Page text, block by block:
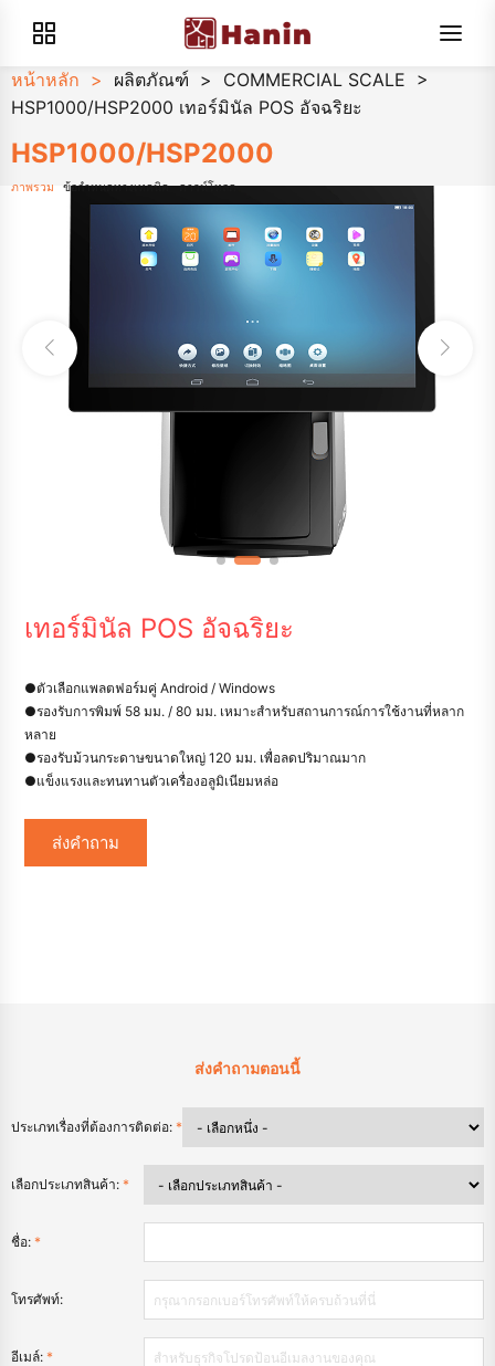
หน้าหลัก > ผลิตภัณฑ์ > COMMERCIAL SCALE >
HSP1000/HSP2000 เทอร์มินัล POS อัจฉริยะ
HSP1000/HSP2000
ภาพรวม ข้อกำหนดทางเทคนิค ดาวน์โหลด
เทอร์มินัล POS อัจฉริยะ
●ตัวเลือกแพลตฟอร์มคู่ Android / Windows
●รองรับการพิมพ์ 58 มม. / 80 มม. เหมาะสำหรับสถานการณ์การใช้งานที่หลาก
หลาย
●รองรับม้วนกระดาษขนาดใหญ่ 120 มม. เพื่อลดปริมาณมาก
●แข็งแรงและทนทานตัวเครื่องอลูมิเนียมหล่อ
ส่งคำถาม
ส่งคำถามตอนนี้
ประเภทเรื่องที่ต้องการติดต่อ: *
เลือกประเภทสินค้า: *
ชื่อ: *
โทรศัพท์:
อีเมล์: *